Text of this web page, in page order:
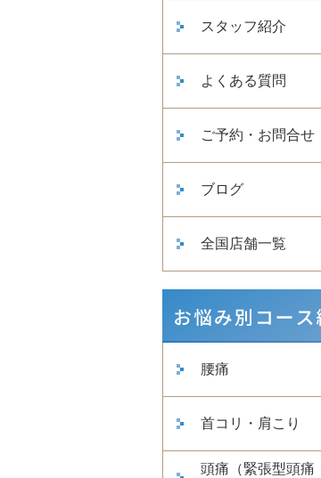
スタッフ紹介
よくある質問
ご予約・お問合せ
ブログ
全国店舗一覧
腰痛
首コリ・肩こり
頭痛（緊張型頭痛